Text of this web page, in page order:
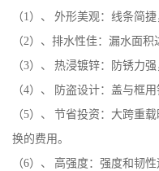
（1）、 外形美观：线条简
（2）、排水性佳：漏水面
（3）、 热浸镀锌：防锈力
（4）、 防盗设计：盖与框
（5）、 节省投资：大跨重
换的费用。
（6）、 高强度：强度和韧